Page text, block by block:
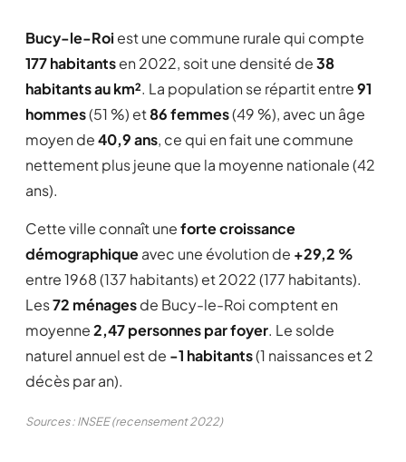
Bucy-le-Roi est une commune rurale qui compte
177 habitantsen 2022, soit une densité de38
habitants au km². La population se répartit entre91
hommes(51 %) et86 femmes(49 %), avec un âge
moyen de40,9 ans, ce qui en fait une commune
nettement plus jeune que la moyenne nationale (42
ans).
Cette ville connaît uneforte croissance
démographiqueavec une évolution de +29,2 %
entre 1968 (137 habitants) et 2022 (177 habitants).
Les72 ménagesde Bucy-le-Roi comptent en
moyenne2,47 personnes par foyer. Le solde
naturel annuel est de -1 habitants(1 naissances et 2
décès par an).
Sources : INSEE (recensement 2022)